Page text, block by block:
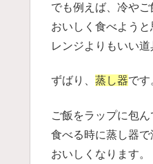
でも例えば、冷やご
おいしく食べようと
レンジよりもいい道
ずばり、 蒸し器です
ご飯をラップに包ん
食べる時に蒸し器で
おいしくなります。